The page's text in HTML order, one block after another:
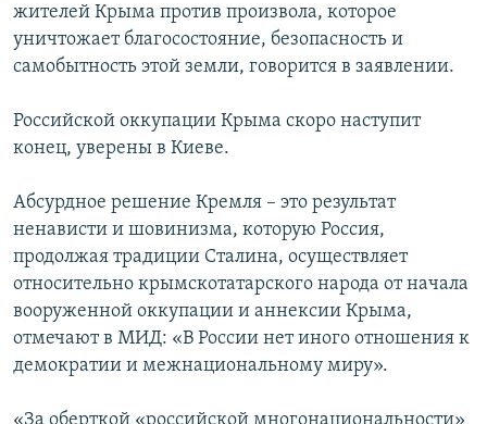
жителей Крыма против произвола, которое
уничтожает благосостояние, безопасность и
самобытность этой земли, говорится в заявлении.
Российской оккупации Крыма скоро наступит
конец, уверены в Киеве.
Абсурдное решение Кремля – это результат
ненависти и шовинизма, которую Россия,
продолжая традиции Сталина, осуществляет
относительно крымскотатарского народа от начала
вооруженной оккупации и аннексии Крыма,
отмечают в МИД: «В России нет иного отношения к
демократии и межнациональному миру».